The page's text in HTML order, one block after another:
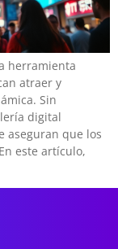
herramienta
atraer y
Sin
digital
aseguran que los
este artículo,